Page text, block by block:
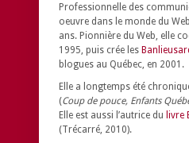
Professionnelle des
oeuvre dans le monde du
ans. Pionnière du Web, elle
1995, puis crée les
blogues au Québec, en 2001.
Elle a longtemps été
(Coup de pouce, Enfants
Elle est aussi l’autrice du livre
(Trécarré, 2010).